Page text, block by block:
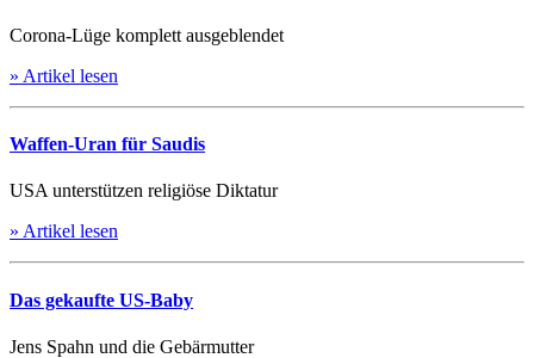
Corona-Lüge komplett ausgeblendet
» Artikel lesen
Waffen-Uran für Saudis
USA unterstützen religiöse Diktatur
» Artikel lesen
Das gekaufte US-Baby
Jens Spahn und die Gebärmutter